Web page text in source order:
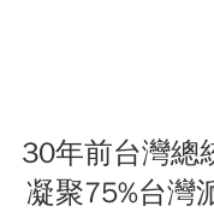
30年前台灣總
凝聚75%台灣